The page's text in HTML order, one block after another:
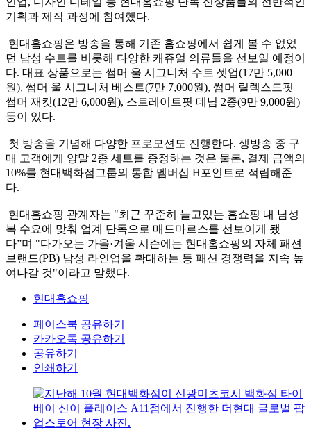
기획과 제작 과정에 참여했다.
현대홈쇼핑은 방송을 통해 기존 홈쇼핑에서 쉽게 볼 수 없었
던 남성 수트를 비롯해 다양한 캐쥬얼 의류들을 선보일 예정이
다. 대표 상품으로는 썸머 울 시그니처 수트 셋업(17만 5,000
원), 썸머 울 시그니처 베스트(7만 7,000원), 썸머 릴렉스드핏
썸머 재킷(12만 6,000원), 스트레이트핏 데님 2종(9만 9,000원)
등이 있다.
첫 방송을 기념해 다양한 프로모션도 진행한다. 생방송 중 구
매 고객에게 양말 2종 세트를 증정하는 것은 물론, 결제 금액의
10%를 현대백화점그룹의 통합 멤버십 H포인트로 적립해준
다.
현대홈쇼핑 관계자는 "최근 꾸준히 늘고있는 홈쇼핑 내 남성
복 수요에 맞춰 업계 단독으로 매드마르스를 선보이게 됐
다”며 "다가오는 가을·겨울 시즌에는 현대홈쇼핑의 자체 패션
브랜드(PB) 남성 라인업을 확대하는 등 패션 경쟁력을 지속 높
여나갈 것"이라고 말했다.
현대홈쇼핑
페이스북 공유하기
카카오톡 공유하기
공유하기
인쇄하기